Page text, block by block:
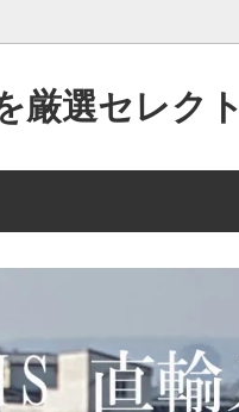
厳選セレクト